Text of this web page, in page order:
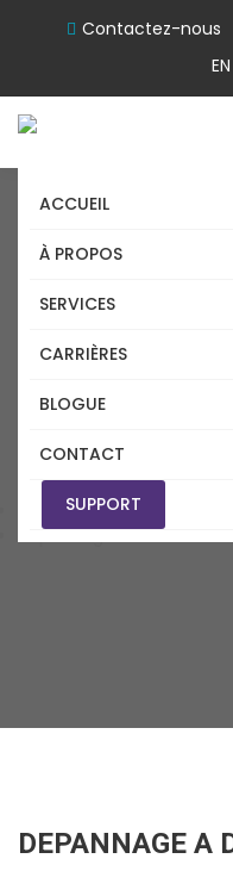
Contactez-nous
ACCUEIL
À PROPOS
SERVICES
CARRIÈRES
BLOGUE
CONTACT
SUPPORT
BROSSARD
Accueil
depannage a distance
DEPANNAGE A